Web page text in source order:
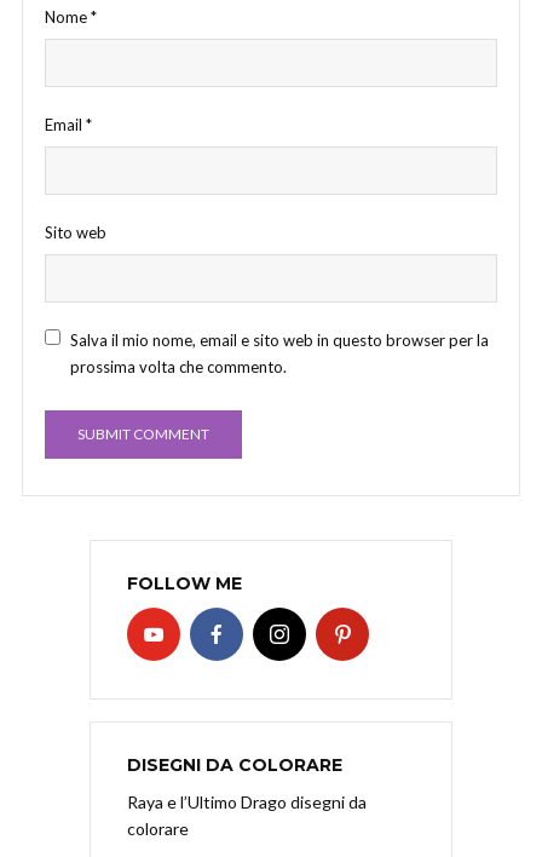
Nome*
Email *
Sito web
Salva il mio nome, email e sito web in questo browser per la
prossima volta che commento.
FOLLOW ME
DISEGNI DA COLORARE
Raya e l’Ultimo Drago disegni da
colorare